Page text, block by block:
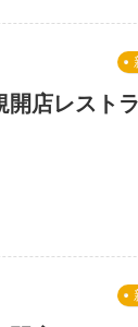
開店レスト